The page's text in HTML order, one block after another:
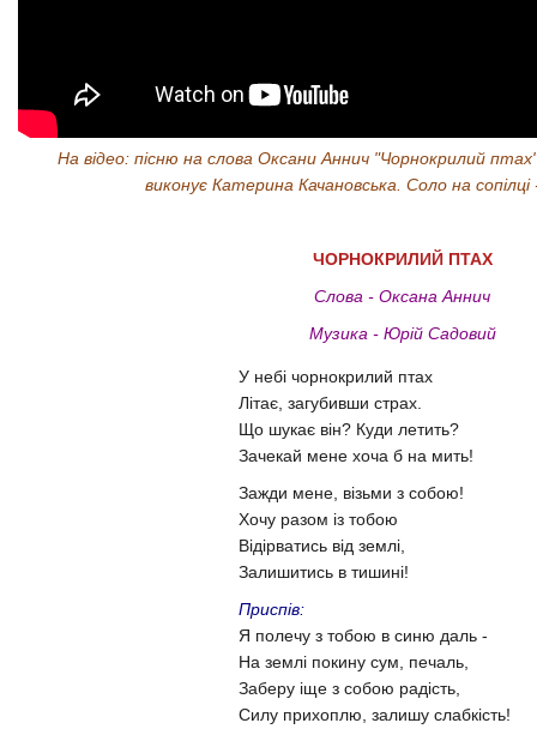
На відео: пісню на слова Оксани Аннич "Чорнокрилий
виконує Катерина Качановська. Соло на
ЧОРНОКРИЛИЙ ПТАХ
Слова - Оксана Аннич
Музика - Юрій Садовий
У небі чорнокрилий птах
Літає, загубивши страх.
Що шукає він? Куди летить?
Зачекай мене хоча б на мить!
Зажди мене, візьми з собою!
Хочу разом із тобою
Відірватись від землі,
Залишитись в тишині!
Приспів:
Я полечу з тобою в синю даль -
На землі покину сум, печаль,
Заберу іще з собою радість,
Силу прихоплю, залишу слабкість!